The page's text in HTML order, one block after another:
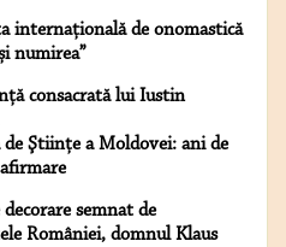
internațională de onomastică
numirea”
consacrată lui Iustin
de Ştiinţe a Moldovei: ani de
semnat de
României, domnul Klaus